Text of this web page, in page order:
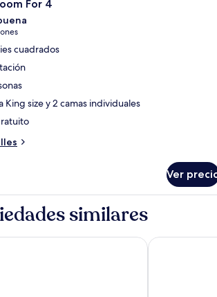
For 4
cuadrados
King size y 2 camas individuales
Ver
similares
Lifestyle Hotel Thapae iSilver Hotel